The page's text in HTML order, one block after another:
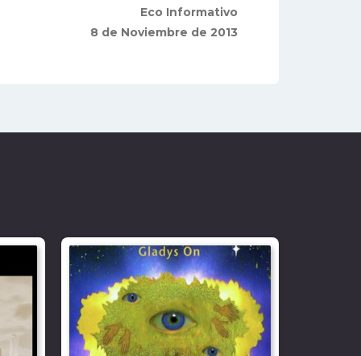
Eco Informativo
8 de Noviembre de 2013